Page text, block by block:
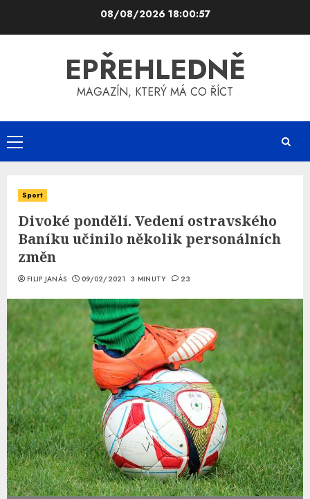
08/08/2026 18:00:57
EPŘEHLEDNĚ
MAGAZÍN, KTERÝ MÁ CO ŘÍCT
Primary
Menu
Sport
Divoké pondělí. Vedení ostravského
Baníku učinilo několik personálních
změn
FILIP JANÁS 09/02/2021 3 MINUTY 23